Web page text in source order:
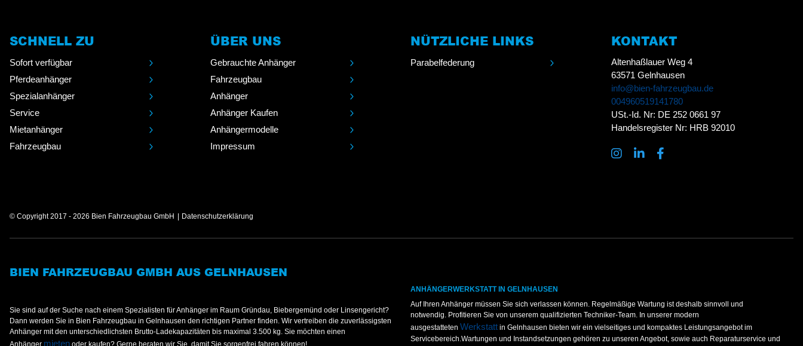
SCHNELL ZU
Sofort verfügbar
Pferdeanhänger
Spezialanhänger
Service
Mietanhänger
Fahrzeugbau
ÜBER UNS
Gebrauchte Anhänger
Fahrzeugbau
Anhänger
Anhänger Kaufen
Anhängermodelle
Impressum
NÜTZLICHE LINKS
Parabelfederung
KONTAKT
Altenhaßlauer Weg 4
63571 Gelnhausen
info@bien-fahrzeugbau.de
004960519141780
USt.-Id. Nr: DE 252 0661 97
Handelsregister Nr: HRB 92010
© Copyright 2017 - 2026 Bien Fahrzeugbau GmbH Datenschutzerklärung
BIEN FAHRZEUGBAU GMBH AUS GELNHAUSEN
Sie sind auf der Suche nach einem Spezialisten für Anhänger im Raum Gründau, Biebergemünd oder Linsengericht?
Dann werden Sie in Bien Fahrzeugbau in Gelnhausen den richtigen Partner finden. Wir vertreiben die zuverlässigsten
Anhänger mit den unterschiedlichsten Brutto-Ladekapazitäten bis maximal 3.500 kg. Sie möchten einen
Anhänger mieten oder kaufen? Gerne beraten wir Sie, damit Sie sorgenfrei fahren können!
ANHÄNGERWERKSTATT IN GELNHAUSEN
Auf Ihren Anhänger müssen Sie sich verlassen können. Regelmäßige Wartung ist deshalb sinnvoll und
notwendig. Profitieren Sie von unserem qualifizierten Techniker-Team. In unserer modern
ausgestatteten Werkstatt in Gelnhausen bieten wir ein vielseitiges und kompaktes Leistungsangebot im
Servicebereich.Wartungen und Instandsetzungen gehören zu unseren Angebot, sowie auch Reparaturservice und